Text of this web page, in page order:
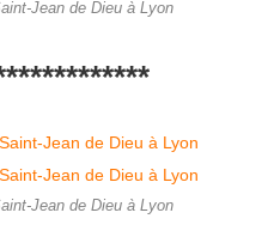
Jean de Dieu à Lyon
Jean de Dieu à Lyon